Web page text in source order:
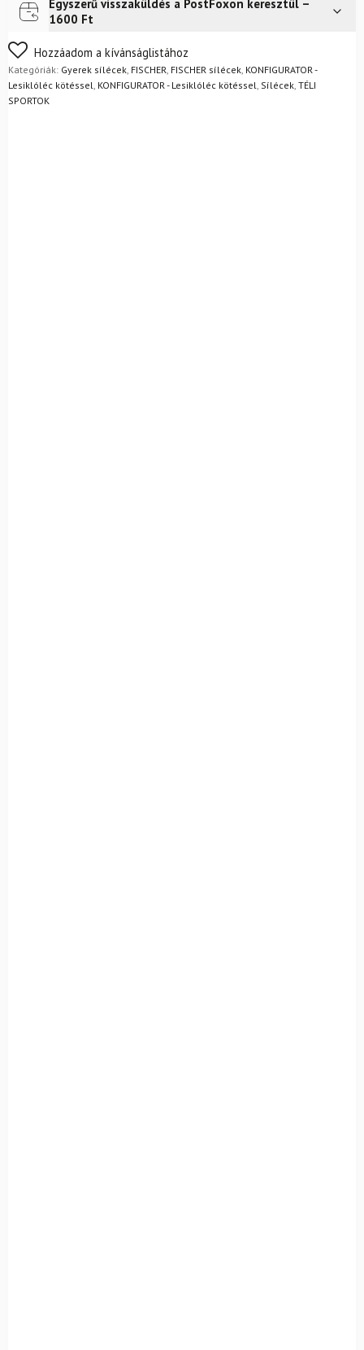
110cm
Futár a címreIngyenes
FoxPost
Egyszerű visszaküldés a PostFoxon keresztül –
1600 Ft
Nem biztos a választásában? Semmi gond – a terméket
egyszerűen visszaküldheti 14 napon belül, indoklás nélkül.
Mik a visszaküldés feltételei?
Hozzáadom a kívánságlistához
Kategóriák: Gyerek sílécek, FISCHER, FISCHER sílécek, KONFIGURATOR -
Lesiklóléc kötéssel, KONFIGURATOR - Lesiklóléc kötéssel, Sílécek, TÉLI
SPORTOK